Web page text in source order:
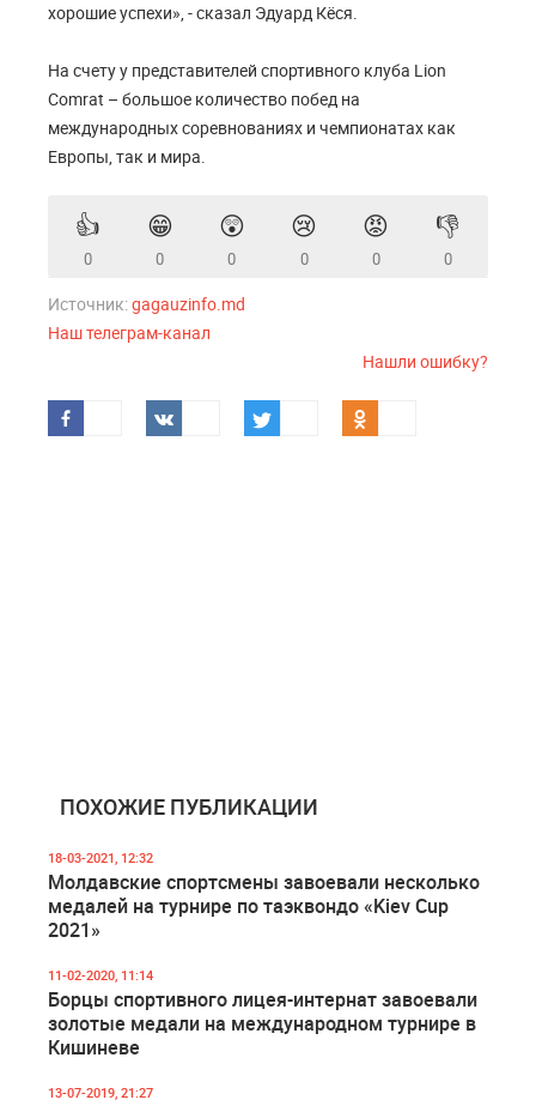
хорошие успехи», - сказал Эдуард Кёся.
На счету у представителей спортивного клуба Lion
Comrat – большое количество побед на
международных соревнованиях и чемпионатах как
Европы, так и мира.
👍
0
😁
0
😲
0
😢
0
😡
0
👎
0
Источник:gagauzinfo.md
Наш телеграм-канал
Нашли ошибку?
ПОХОЖИЕ ПУБЛИКАЦИИ
18-03-2021, 12:32
Молдавские спортсмены завоевали несколько
медалей на турнире по таэквондо «Kiev Cup
2021»
11-02-2020, 11:14
Борцы спортивного лицея-интернат завоевали
золотые медали на международном турнире в
Кишиневе
13-07-2019, 21:27